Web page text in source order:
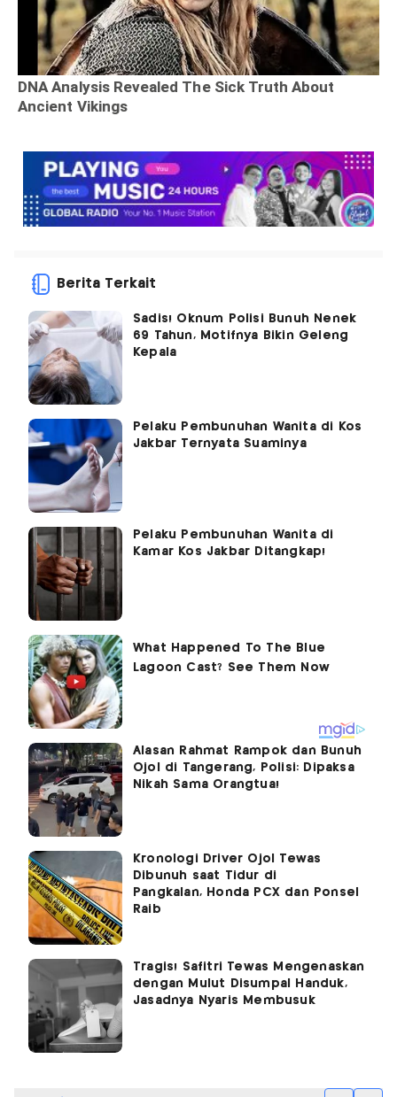
Berita Terkait
Sadis! Oknum Polisi Bunuh Nenek
69 Tahun, Motifnya Bikin Geleng
Kepala
Pelaku Pembunuhan Wanita di Kos
Jakbar Ternyata Suaminya
Pelaku Pembunuhan Wanita di
Kamar Kos Jakbar Ditangkap!
Alasan Rahmat Rampok dan Bunuh
Ojol di Tangerang, Polisi: Dipaksa
Nikah Sama Orangtua!
Kronologi Driver Ojol Tewas
Dibunuh saat Tidur di
Pangkalan, Honda PCX dan Ponsel
Raib
Tragis! Safitri Tewas Mengenaskan
dengan Mulut Disumpal Handuk,
Jasadnya Nyaris Membusuk